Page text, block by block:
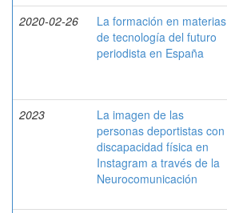
2020-02-26
La formación en materias
de tecnología del futuro
periodista en España
2023
La imagen de las
personas deportistas con
discapacidad física en
Instagram a través de la
Neurocomunicación